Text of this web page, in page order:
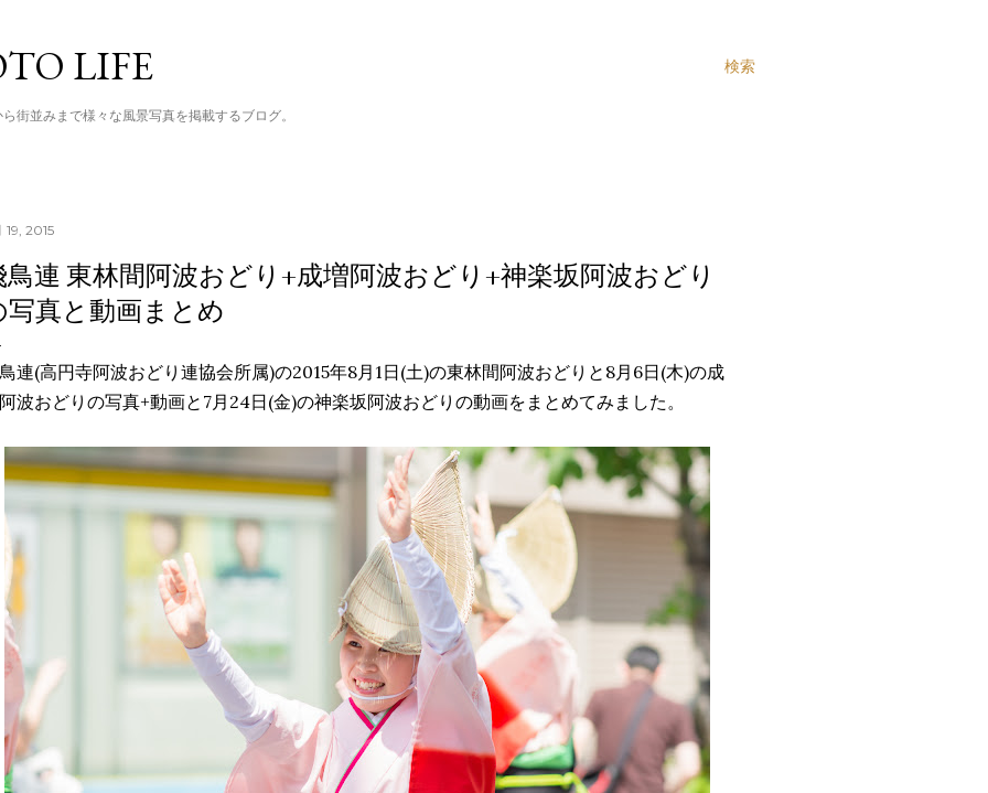
検索
LIFE
街並みまで様々な風景写真を掲載するブログ。
19, 2015
鳥連 東林間阿波おどり+成増阿波おどり+神楽坂阿波おどり
写真と動画まとめ
連(高円寺阿波おどり連協会所属)の2015年8月1日(土)の東林間阿波おどりと8月6日(木)の成
波おどりの写真+動画と7月24日(金)の神楽坂阿波おどりの動画をまとめてみました。